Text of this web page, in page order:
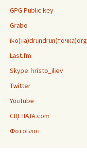
GPG Public key
Grabo
iko(на)drundrun(точка)org
Last.fm
Skype: hristo_iliev
Twitter
YouTube
СЦЕНАТА.com
ФотоБлог